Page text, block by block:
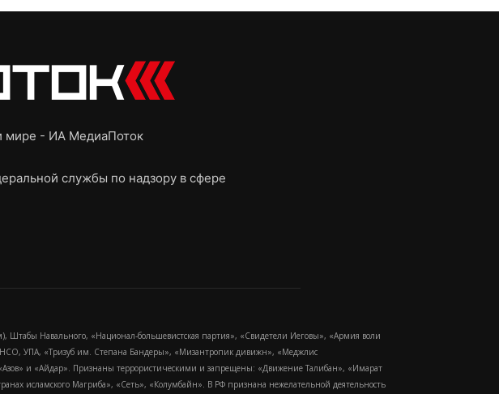
мире - ИА МедиаПоток
службы по надзору в сфере
Навального, «Национал-большевистская партия», «Свидетели Иеговы», «Армия воли
УПА, «Тризуб им. Степана Бандеры», «Мизантропик дивижн», «Меджлис
«Азов» и «Айдар». Признаны террористическими и запрещены: «Движение Талибан», «Имарат
исламского Магриба», «Сеть», «Колумбайн». В РФ признана нежелательной деятельность